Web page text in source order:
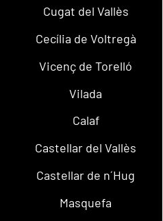
Cugat del Vallès
Cecília de Voltregà
Vicenç de Torelló
Vilada
Calaf
Castellar del Vallès
Castellar de n´Hug
Masquefa